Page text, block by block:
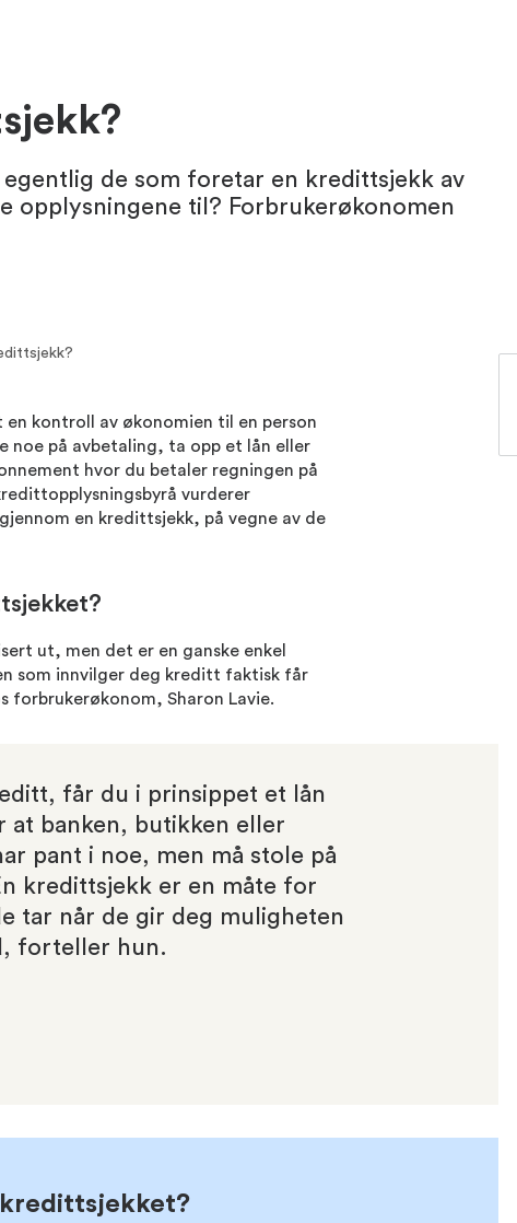
de som foretar en kredittsjekk av
opplysningene til? Forbrukerøkonomen
kontroll av økonomien til en person
noe på avbetaling, ta opp et lån eller
hvor du betaler regningen på
vurderer
en kredittsjekk, på vegne av de
ut, men det er en ganske enkel
som innvilger deg kreditt faktisk får
forbrukerøkonom, Sharon Lavie.
får du i prinsippet et lån
at banken, butikken eller
pant i noe, men må stole på
kredittsjekk er en måte for
tar når de gir deg muligheten
forteller hun.